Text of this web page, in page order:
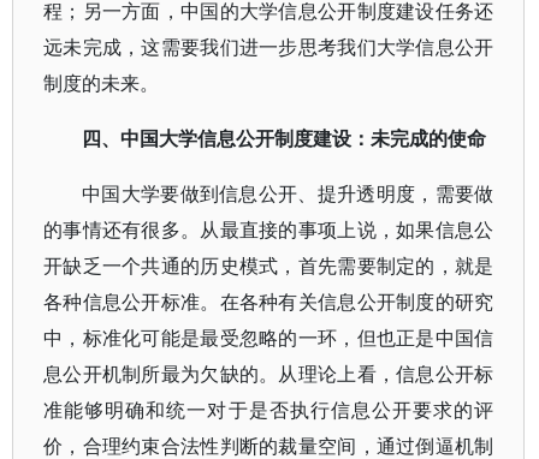
程；另一方面，中国的大学信息公开制度建设任务还
远未完成，这需要我们进一步思考我们大学信息公开
制度的未来。
四、中国大学信息公开制度建设：未完成的使命
中国大学要做到信息公开、提升透明度，需要做
的事情还有很多。从最直接的事项上说，如果信息公
开缺乏一个共通的历史模式，首先需要制定的，就是
各种信息公开标准。在各种有关信息公开制度的研究
中，标准化可能是最受忽略的一环，但也正是中国信
息公开机制所最为欠缺的。从理论上看，信息公开标
准能够明确和统一对于是否执行信息公开要求的评
价，合理约束合法性判断的裁量空间，通过倒逼机制